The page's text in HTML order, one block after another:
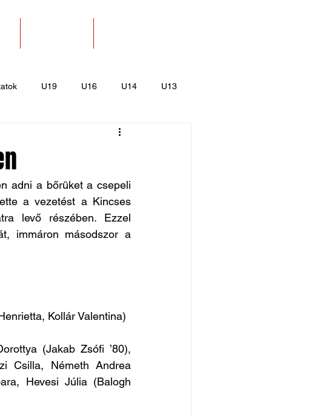
U19 U16 U14 U13
Kajak-Kenu
adni a bőrüket a csepeli
a vezetést a Kincses
levő részében. Ezzel
immáron másodszor a
Kollár Valentina)
(Jakab Zsófi ’80),
Csilla, Németh Andrea
Hevesi Júlia (Balogh